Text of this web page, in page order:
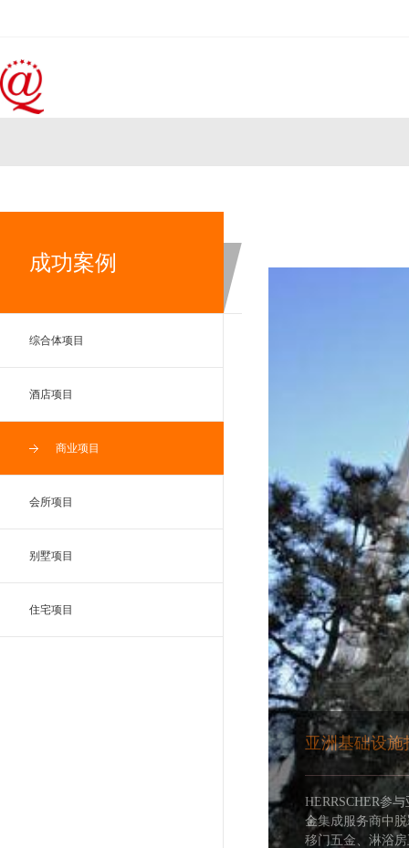
综合体项目
酒店项目
商业项目
会所项目
别墅项目
住宅项目
成功案例
亚洲基础设施
HERRSCHER参
金集成服务商中
移门五金、淋浴